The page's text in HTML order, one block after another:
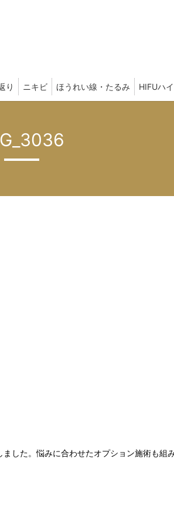
り ニキビ ほうれい線・たるみ HIFUハ
した。悩みに合わせたオプション施術も組